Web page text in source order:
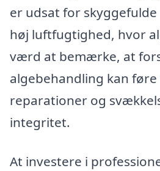
er udsat for
høj luftfugtighed, hvor
værd at bemærke, at
algebehandling kan
reparationer og
integritet.
At investere i